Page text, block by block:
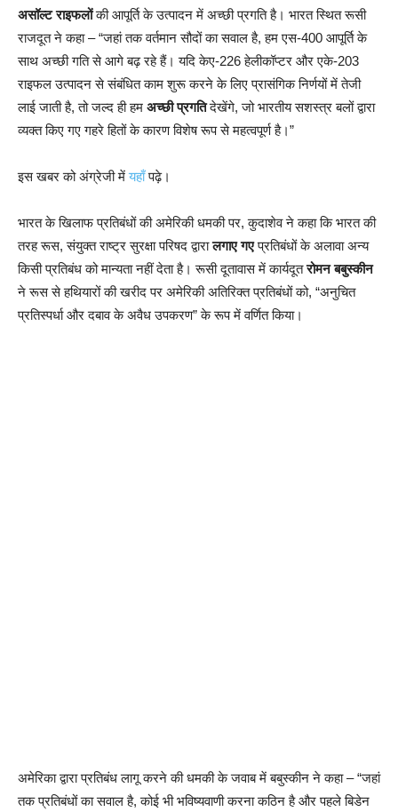
असॉल्ट राइफलोंकी आपूर्ति के उत्पादन में अच्छी प्रगति है। भारत स्थित रूसी
राजदूत ने कहा – “जहां तक वर्तमान सौदों का सवाल है, हम एस-400 आपूर्ति के
साथ अच्छी गति से आगे बढ़ रहे हैं। यदि केए-226 हेलीकॉप्टर और एके-203
राइफल उत्पादन से संबंधित काम शुरू करने के लिए प्रासंगिक निर्णयों में तेजी
लाई जाती है, तो जल्द ही हम अच्छी प्रगतिदेखेंगे, जो भारतीय सशस्त्र बलों द्वारा
व्यक्त किए गए गहरे हितों के कारण विशेष रूप से महत्वपूर्ण है।”
इस खबर को अंग्रेजी मेंयहाँपढ़े।
भारत के खिलाफ प्रतिबंधों की अमेरिकी धमकी पर, कुदाशेव ने कहा कि भारत की
तरह रूस, संयुक्त राष्ट्र सुरक्षा परिषद द्वारालगाए गएप्रतिबंधों के अलावा अन्य
किसी प्रतिबंध को मान्यता नहीं देता है। रूसी दूतावास में कार्यदूतरोमन बबुस्कीन
ने रूस से हथियारों की खरीद पर अमेरिकी अतिरिक्त प्रतिबंधों को, “अनुचित
प्रतिस्पर्धा और दबाव के अवैध उपकरण” के रूप में वर्णित किया।
अमेरिका द्वारा प्रतिबंध लागू करने की धमकी के जवाब में बबुस्कीन ने कहा – “जहां
तक प्रतिबंधों का सवाल है, कोई भी भविष्यवाणी करना कठिन है और पहले बिडेन